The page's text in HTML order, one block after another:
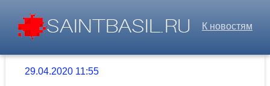
К новостям
29.04.2020 11:55